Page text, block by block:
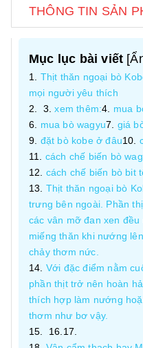
THÔNG TIN SẢN
Mục lục bài viết [
Thịt thăn ngoại bò
mọi người yêu thích
xem thêm:
mua
mua bò wagyu
giá
đặt bò kobe ở đâu
cách chế biến bò
cách chế biến bò bit
Thịt thăn ngoại bò
trưng bên ngoài. Phần
các vân mỡ đan xen
miếng thăn khi nướng
chảy thơm nức.
Với đặc điểm nằm
phần thịt trở nên hoàn
thích hợp làm nướng
thơm như bơ vậy.